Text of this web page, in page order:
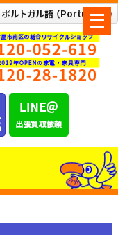
メ
ニ
ュ
ー